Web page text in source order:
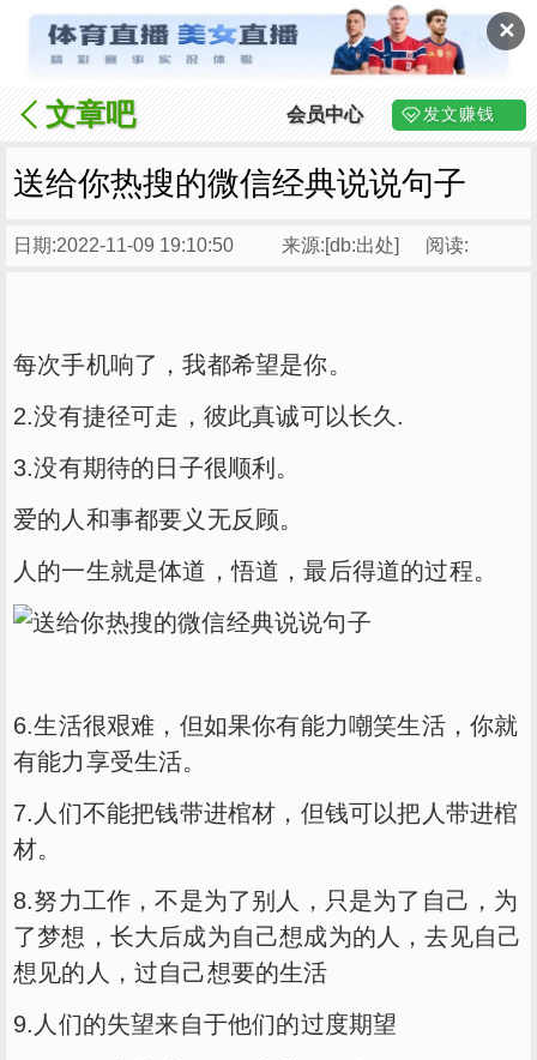
✕
文章吧 会员中心 发文赚钱
送给你热搜的微信经典说说句子
日期:2022-11-09 19:10:50 来源:[db:出处] 阅读:
每次手机响了，我都希望是你。
2.没有捷径可走，彼此真诚可以长久.
3.没有期待的日子很顺利。
爱的人和事都要义无反顾。
人的一生就是体道，悟道，最后得道的过程。
6.生活很艰难，但如果你有能力嘲笑生活，你就
有能力享受生活。
7.人们不能把钱带进棺材，但钱可以把人带进棺
材。
8.努力工作，不是为了别人，只是为了自己，为
了梦想，长大后成为自己想成为的人，去见自己
想见的人，过自己想要的生活
9.人们的失望来自于他们的过度期望